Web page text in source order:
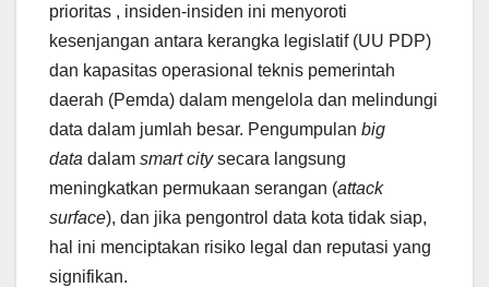
prioritas , insiden-insiden ini menyoroti
kesenjangan antara kerangka legislatif (UU PDP)
dan kapasitas operasional teknis pemerintah
daerah (Pemda) dalam mengelola dan melindungi
data dalam jumlah besar. Pengumpulan big
data dalam smart citysecara langsung
meningkatkan permukaan serangan (attack
surface), dan jika pengontrol data kota tidak siap,
hal ini menciptakan risiko legal dan reputasi yang
signifikan.